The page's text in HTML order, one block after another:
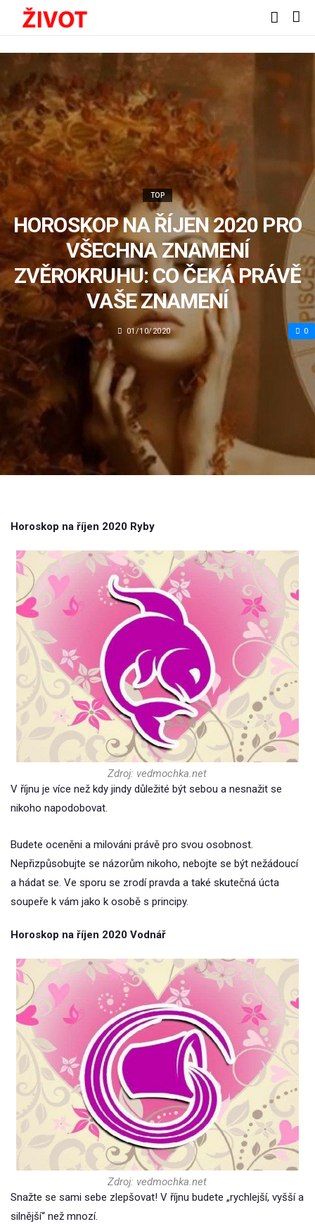
TOP
HOROSKOP NA ŘÍJEN 2020 PRO
VŠECHNA ZNAMENÍ
ZVĚROKRUHU: CO ČEKÁ PRÁVĚ
VAŠE ZNAMENÍ
01/10/2020 0
Horoskop na říjen 2020 Ryby
Zdroj: vedmochka.net
V říjnu je více než kdy jindy důležité být sebou a nesnažit se
nikoho napodobovat.
Budete oceněni a milováni právě pro svou osobnost.
Nepřizpůsobujte se názorům nikoho, nebojte se být nežádoucí
a hádat se. Ve sporu se zrodí pravda a také skutečná úcta
soupeře k vám jako k osobě s principy.
Horoskop na říjen 2020 Vodnář
Zdroj: vedmochka.net
Snažte se sami sebe zlepšovat! V říjnu budete „rychlejší, vyšší a
silnější“ než mnozí.